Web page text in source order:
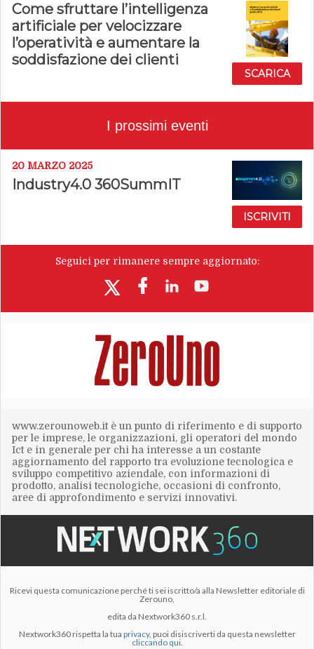
Come sfruttare l’intelligenza
artificiale per velocizzare
l’operatività e aumentare la
soddisfazione dei clienti
SCARICA
I prossimi eventi
20 MARZO 2025
Industry4.0 360SummIT
ISCRIVITI
Seguici per rimanere sempre aggiornato:
www.zerounoweb.it è un punto di riferimento e di supporto
per le imprese, le organizzazioni, gli operatori del mondo
Ict e in generale per chi ha interesse a un costante
aggiornamento del rapporto tra evoluzione tecnologica e
sviluppo competitivo aziendale, con informazioni di
prodotto, analisi tecnologiche, occasioni di confronto,
aree di approfondimento e servizi innovativi.
Ricevi questa comunicazione perché ti sei iscritto/a alla Newsletter editoriale di
Zerouno,
edita da Nextwork360 s.r.l.
Nextwork360 rispetta la tua privacy, puoi disiscriverti da questa newsletter
cliccando qui.